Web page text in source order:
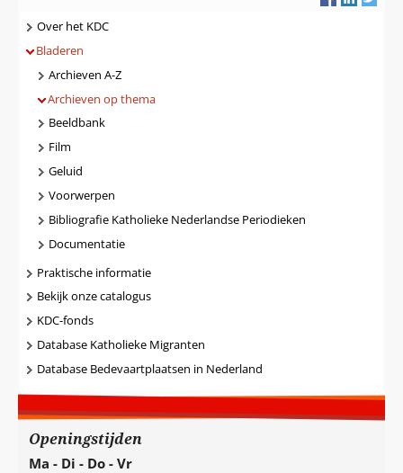
Navigatie
Over het KDC
Bladeren
Archieven A-Z
Archieven op thema
Beeldbank
Film
Geluid
Voorwerpen
Bibliografie Katholieke Nederlandse Periodieken
Documentatie
Praktische informatie
Bekijk onze catalogus
KDC-fonds
Database Katholieke Migranten
Database Bedevaartplaatsen in Nederland
Openingstijden
Ma - Di - Do - Vr